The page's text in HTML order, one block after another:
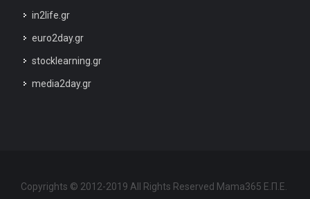
in2life.gr
euro2day.gr
stocklearning.gr
media2day.gr
Copyrights © 2012-2019 All Rights Reserved Mama365 Ε.Π.Ε.